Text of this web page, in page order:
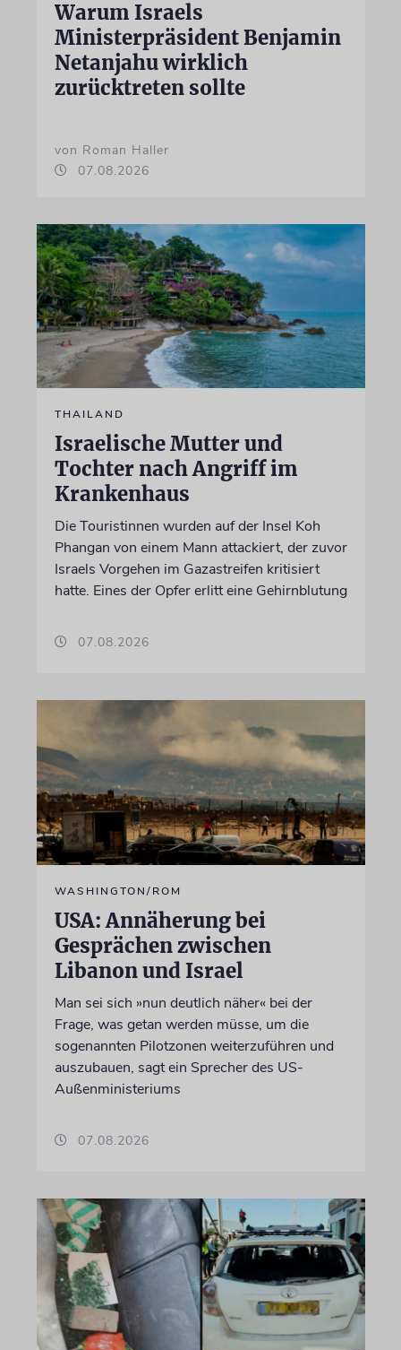
Warum Israels
Ministerpräsident Benjamin
Netanjahu wirklich
zurücktreten sollte
von Roman Haller
07.08.2026
THAILAND
Israelische Mutter und
Tochter nach Angriff im
Krankenhaus
Die Touristinnen wurden auf der Insel Koh
Phangan von einem Mann attackiert, der zuvor
Israels Vorgehen im Gazastreifen kritisiert
hatte. Eines der Opfer erlitt eine Gehirnblutung
07.08.2026
WASHINGTON/ROM
USA: Annäherung bei
Gesprächen zwischen
Libanon und Israel
Man sei sich »nun deutlich näher« bei der
Frage, was getan werden müsse, um die
sogenannten Pilotzonen weiterzuführen und
auszubauen, sagt ein Sprecher des US-
Außenministeriums
07.08.2026